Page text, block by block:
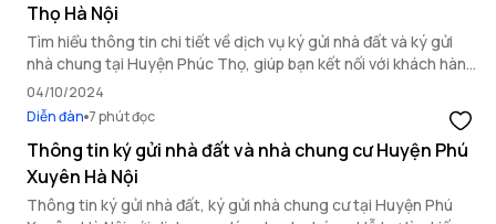
Thọ Hà Nội
Tìm hiểu thông tin chi tiết về dịch vụ ký gửi nhà đất và ký gửi
nhà chung tại Huyện Phúc Thọ, giúp bạn kết nối với khách hàng
tiềm năng và tăng cơ hội giao dịch thành công.
04/10/2024
Diễn đàn 7 phút đọc
Thông tin ký gửi nhà đất và nhà chung cư Huyện Phú
Xuyên Hà Nội
Thông tin ký gửi nhà đất, ký gửi nhà chung cư tại Huyện Phú